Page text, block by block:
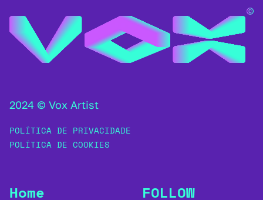
2024 © Vox Artist
POLÍTICA DE PRIVACIDADE
POLÍTICA DE COOKIES
Home FOLLOW